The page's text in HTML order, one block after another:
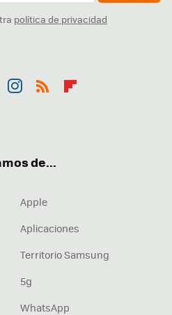
política de privacidad
de...
Apple
Aplicaciones
Territorio Samsung
5g
WhatsApp